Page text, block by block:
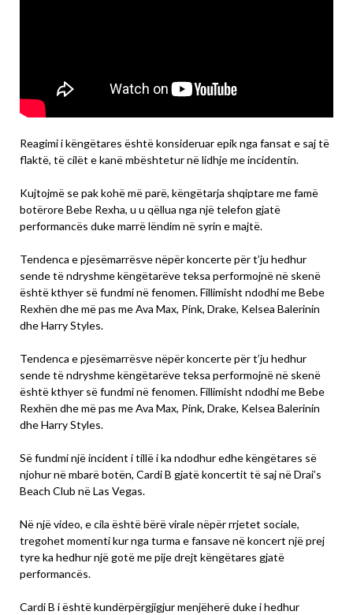
Reagimi i këngëtares është konsideruar epik nga fansat e saj të
flaktë, të cilët e kanë mbështetur në lidhje me incidentin.
Kujtojmë se pak kohë më parë, këngëtarja shqiptare me famë
botërore Bebe Rexha, u u qëllua nga një telefon gjatë
performancës duke marrë lëndim në syrin e majtë.
Tendenca e pjesëmarrësve nëpër koncerte për t’ju hedhur
sende të ndryshme këngëtarëve teksa performojnë në skenë
është kthyer së fundmi në fenomen. Fillimisht ndodhi me Bebe
Rexhën dhe më pas me Ava Max, Pink, Drake, Kelsea Balerinin
dhe Harry Styles.
Tendenca e pjesëmarrësve nëpër koncerte për t’ju hedhur
sende të ndryshme këngëtarëve teksa performojnë në skenë
është kthyer së fundmi në fenomen. Fillimisht ndodhi me Bebe
Rexhën dhe më pas me Ava Max, Pink, Drake, Kelsea Balerinin
dhe Harry Styles.
Së fundmi një incident i tillë i ka ndodhur edhe këngëtares së
njohur në mbarë botën, Cardi B gjatë koncertit të saj në Drai’s
Beach Club në Las Vegas.
Në një video, e cila është bërë virale nëpër rrjetet sociale,
tregohet momenti kur nga turma e fansave në koncert një prej
tyre ka hedhur një gotë me pije drejt këngëtares gjatë
performancës.
Cardi B i është kundërpërgjigjur menjëherë duke i hedhur